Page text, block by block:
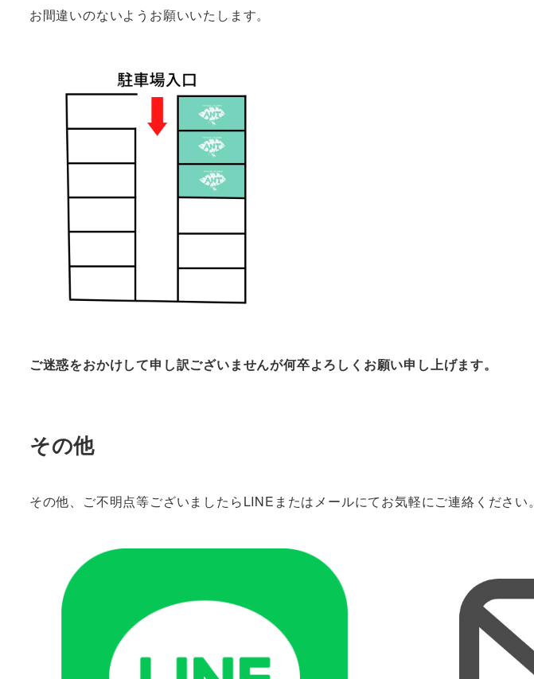
お間違いのないようお願いいたします。
ご迷惑をおかけして申し訳ございませんが何卒よろしくお願い申し上げます。
その他
その他、ご不明点等ございましたらLINEまたはメールにてお気軽にご連絡ください。